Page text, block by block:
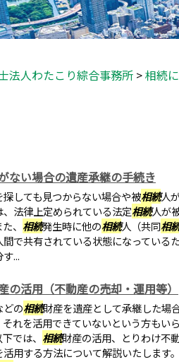
法人わたこり綜合事務所 >相続
ない場合の遺産承継の手続き
探しても見つからない場合や被相続人
、法律上定められている法定相続人が
、 相続発生時に他の相続人（共同相
間で共有されている状態になっている
...
の活用（不動産の売却・運用等）
どの相続財産を遺産として承継した場
それを活用できていないという方もい
では、 相続財産の活用、とりわけ不
用する方法について解説いたします。